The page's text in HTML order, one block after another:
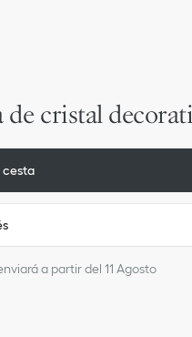
de cristal
cesta
a partir del 11 Agosto